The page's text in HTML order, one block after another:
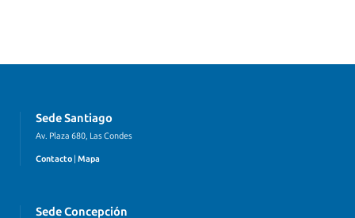
Sede Santiago
Av. Plaza 680, Las Condes
Contacto Mapa
Sede Concepción